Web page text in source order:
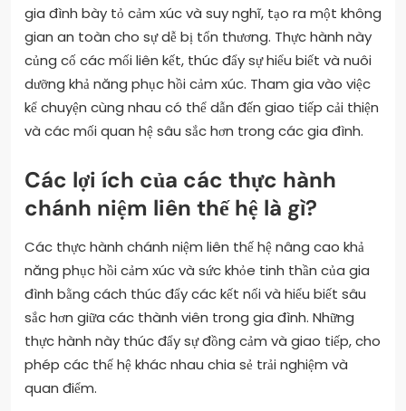
gia đình bày tỏ cảm xúc và suy nghĩ, tạo ra một không
gian an toàn cho sự dễ bị tổn thương. Thực hành này
củng cố các mối liên kết, thúc đẩy sự hiểu biết và nuôi
dưỡng khả năng phục hồi cảm xúc. Tham gia vào việc
kể chuyện cùng nhau có thể dẫn đến giao tiếp cải thiện
và các mối quan hệ sâu sắc hơn trong các gia đình.
Các lợi ích của các thực hành
chánh niệm liên thế hệ là gì?
Các thực hành chánh niệm liên thế hệ nâng cao khả
năng phục hồi cảm xúc và sức khỏe tinh thần của gia
đình bằng cách thúc đẩy các kết nối và hiểu biết sâu
sắc hơn giữa các thành viên trong gia đình. Những
thực hành này thúc đẩy sự đồng cảm và giao tiếp, cho
phép các thế hệ khác nhau chia sẻ trải nghiệm và
quan điểm.